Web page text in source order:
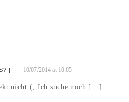
| 10/07/2014 at 10:05
nicht (; Ich suche noch […]